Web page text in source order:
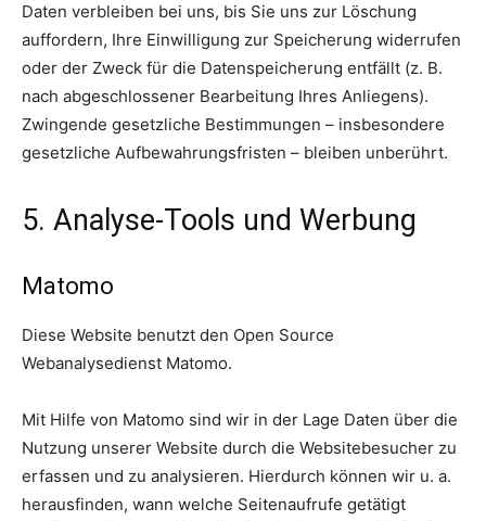
Daten verbleiben bei uns, bis Sie uns zur Löschung
auffordern, Ihre Einwilligung zur Speicherung widerrufen
oder der Zweck für die Datenspeicherung entfällt (z. B.
nach abgeschlossener Bearbeitung Ihres Anliegens).
Zwingende gesetzliche Bestimmungen – insbesondere
gesetzliche Aufbewahrungsfristen – bleiben unberührt.
5. Analyse-Tools und Werbung
Matomo
Diese Website benutzt den Open Source
Webanalysedienst Matomo.
Mit Hilfe von Matomo sind wir in der Lage Daten über die
Nutzung unserer Website durch die Websitebesucher zu
erfassen und zu analysieren. Hierdurch können wir u. a.
herausfinden, wann welche Seitenaufrufe getätigt